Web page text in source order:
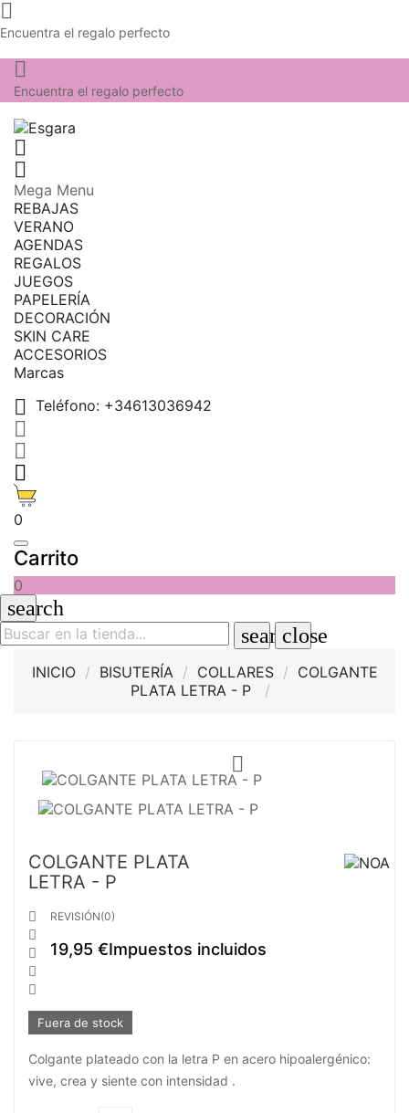

Encuentra el regalo perfecto

Encuentra el regalo perfecto


Mega Menu
REBAJAS
VERANO
AGENDAS
REGALOS
JUEGOS
PAPELERÍA
DECORACIÓN
SKIN CARE
ACCESORIOS
Marcas
 Teléfono: +34613036942



0
Carrito
0
search
searchclose
INICIO BISUTERÍA COLLARES
COLGANTE
PLATA LETRA - P

COLGANTE PLATA
LETRA - P





REVISIÓN(0)
19,95 €Impuestos incluidos
Fuera de stock
Colgante plateado con la letra P en acero hipoalergénico:
vive, crea y siente con intensidad .